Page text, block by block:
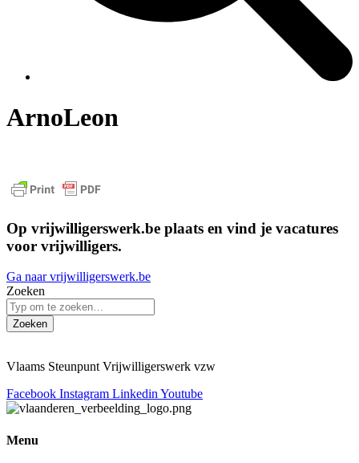
ArnoLeon
Op vrijwilligerswerk.be plaats en vind je vacatures
voor vrijwilligers.
Ga naar vrijwilligerswerk.be
Zoeken
Zoeken
Vlaams Steunpunt Vrijwilligerswerk vzw
Facebook Instagram Linkedin Youtube
Menu